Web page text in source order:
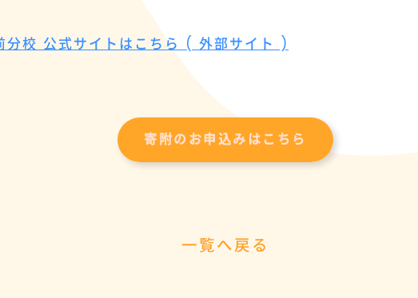
分校 公式サイトはこちら ( 外部サイト )
寄附のお申込みはこちら
一覧へ戻る